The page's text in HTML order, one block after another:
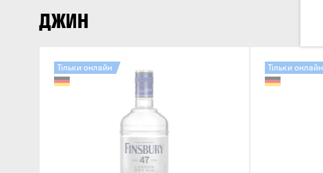
ДЖИН
Тільки онлайн Тільки онлайн